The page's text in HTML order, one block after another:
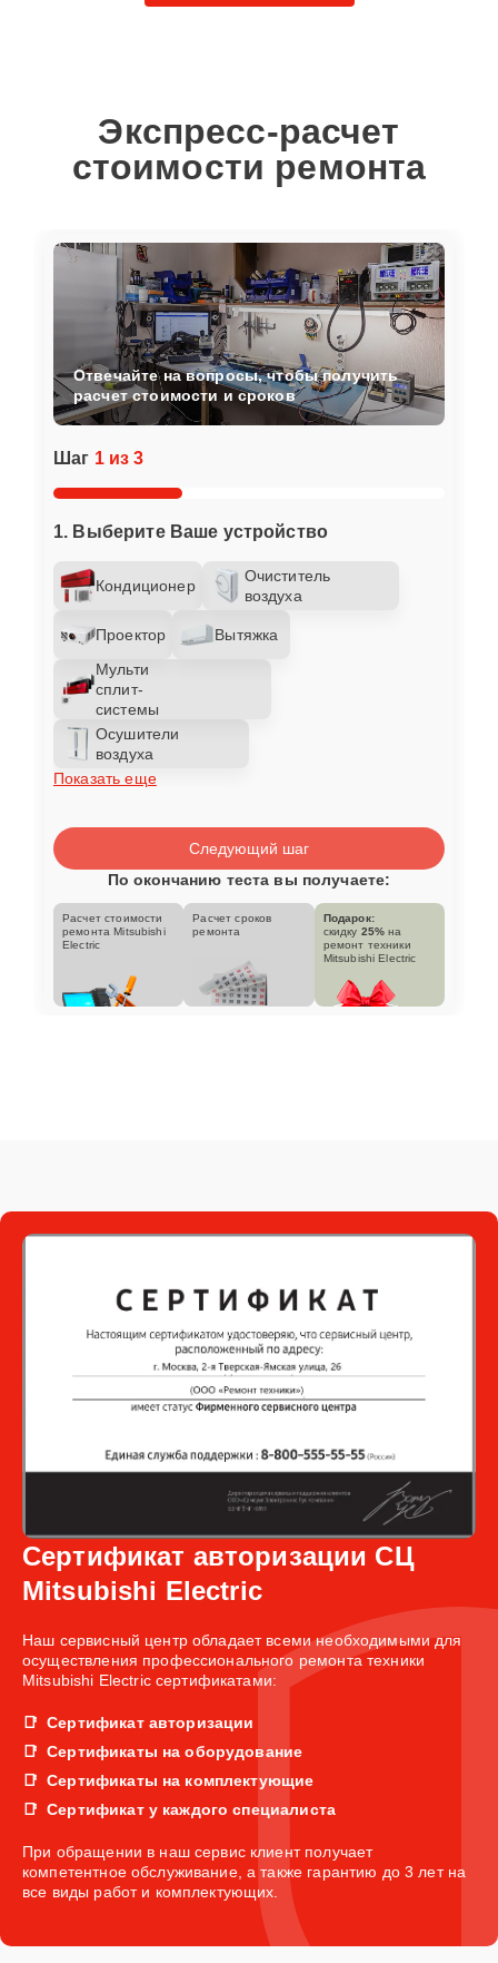
Экспресс-расчет
стоимости ремонта
Шаг 1 из 3
1. Выберите Ваше устройство
Кондиционер
Очиститель
воздуха
Проектор
Вытяжка
Мульти
сплит-
системы
Осушители
воздуха
Показать еще
Отвечайте на вопросы, чтобы получить
расчет стоимости и сроков
Следующий шаг
По окончанию теста вы получаете:
Расчет стоимости
ремонта Mitsubishi
Electric
Расчет сроков
ремонта
Подарок:
скидку 25% на
ремонт техники
Mitsubishi Electric
Сертификат авторизации СЦ
Mitsubishi Electric
Наш сервисный центр обладает всеми необходимыми для
осуществления профессионального ремонта техники
Mitsubishi Electric сертификатами:
Сертификат авторизации
Сертификаты на оборудование
Сертификаты на комплектующие
Сертификат у каждого специалиста
При обращении в наш сервис клиент получает
компетентное обслуживание, а также гарантию до 3 лет на
все виды работ и комплектующих.